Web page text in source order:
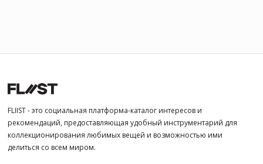
FLIIST - это социальная платформа-каталог интересов и
рекомендаций, предоставляющая удобный инструментарий для
коллекционирования любимых вещей и возможностью ими
делиться со всем миром.